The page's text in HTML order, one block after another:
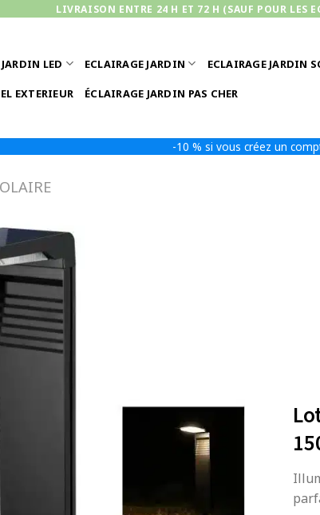
LIVRAISON ENTRE 24 H ET 72 H (SAUF POUR LES
LED ECLAIRAGE JARDIN ECLAIRAGE JARDIN
EXTERIEUR ÉCLAIRAGE JARDIN PAS CHER
-10 % si vous créez un